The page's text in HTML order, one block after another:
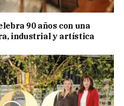
90 años con una
industrial y artística